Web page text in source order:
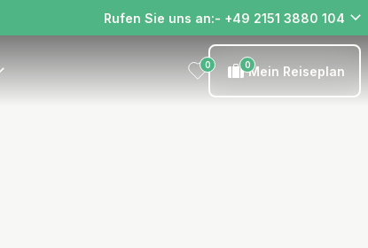
Rufen Sie uns an:- +49 2151 3880 104
0 0Mein Reiseplan